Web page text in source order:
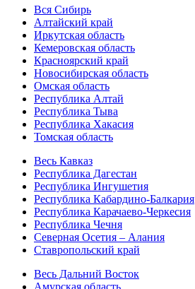
Вся Сибирь
Алтайский край
Иркутская область
Кемеровская область
Красноярский край
Новосибирская область
Омская область
Республика Алтай
Республика Тыва
Республика Хакасия
Томская область
Весь Кавказ
Республика Дагестан
Республика Ингушетия
Республика Кабардино-Балкария
Республика Карачаево-Черкесия
Республика Чечня
Северная Осетия – Алания
Ставропольский край
Весь Дальний Восток
Амурская область